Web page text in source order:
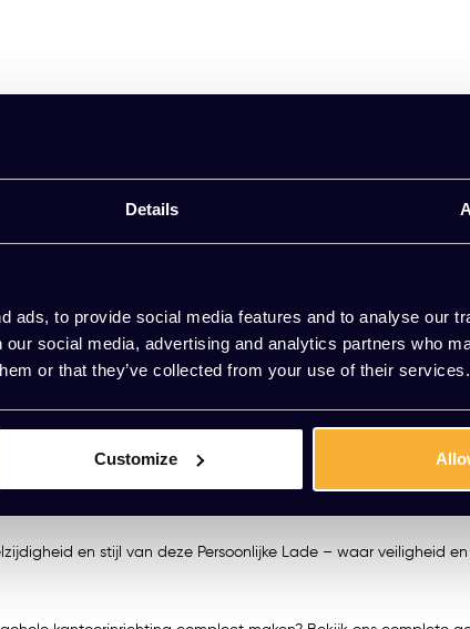
Details
ads, to provide social media features and to analyse our
social media, advertising and analytics partners who
or that they’ve collected from your use of their services.
Customize
Ideaal voor die kleine maar belangrijke items die je liever
Persoonlijke Lade. Monteer het moeiteloos aan diverse
en essentiële bureau accessoires, het slot
zijn ideaal: een breedte van 39cm, hoogte van 9cm
lade biedt bij het openen en sluiten. En omdat het
frame.
en stijl van deze Persoonlijke Lade – waar veiligheid